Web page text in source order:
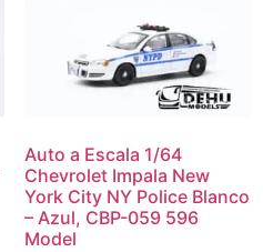
Auto a Escala 1/64
Chevrolet Impala New
York City NY Police Blanco
– Azul, CBP-059 596
Model